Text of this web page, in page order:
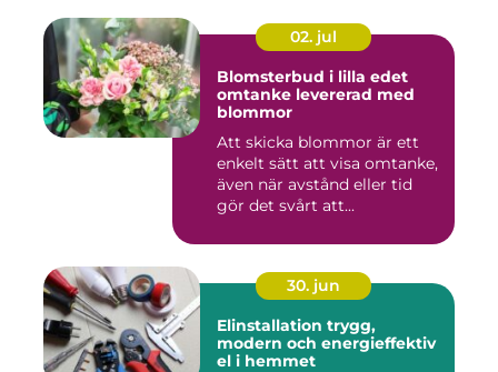
02. jul
Blomsterbud i lilla edet
omtanke levererad med
blommor
Att skicka blommor är ett
enkelt sätt att visa omtanke,
även när avstånd eller tid
gör det svårt att...
30. jun
Elinstallation trygg,
modern och energieffektiv
el i hemmet